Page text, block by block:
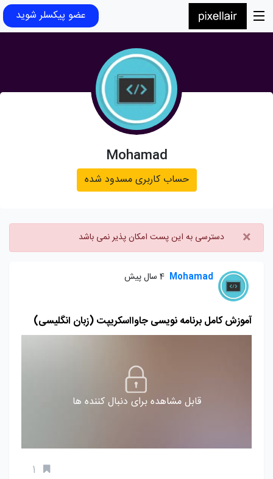
عضو پیکسلر شوید
Mohamad
حساب کاربری مسدود شده
× دسترسی به این پست امکان پذیر نمی باشد
Mohamad 4 سال پیش
آموزش کامل برنامه نویسی جاوااسکریپت (زبان انگلیسی)
قابل مشاهده برای دنبال کننده ها
1